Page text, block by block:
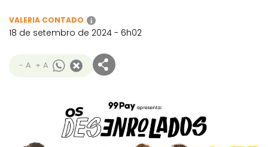
VALERIA CONTADO i
18 de setembro de 2024 - 6h02
- A + A